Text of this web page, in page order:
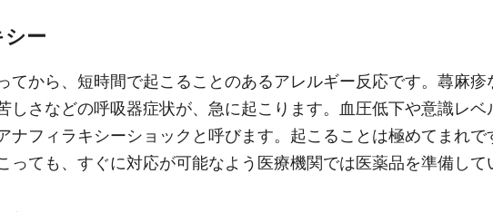
ー
てから、短時間で起こることのあるアレルギー反応です。蕁麻
しさなどの呼吸器症状が、急に起こります。血圧低下や意識レ
ナフィラキシーショックと呼びます。起こることは極めてまれ
っても、すぐに対応が可能なよう医療機関では医薬品を準備して